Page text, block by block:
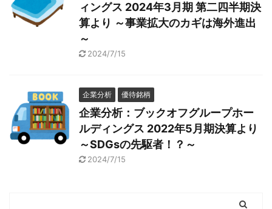
ィングス 2024年3月期 第二四半期決
算より ～事業拡大のカギは海外進出
～
2024/7/15
企業分析 優待銘柄
企業分析：ブックオフグループホー
ルディングス 2022年5月期決算より
～SDGsの先駆者！？～
2024/7/15